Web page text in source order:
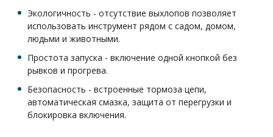
Экологичность - отсутствие выхлопов позволяет
использовать инструмент рядом с садом, домом,
людьми и животными.
Простота запуска - включение одной кнопкой без
рывков и прогрева.
Безопасность - встроенные тормоза цепи,
автоматическая смазка, защита от перегрузки и
блокировка включения.